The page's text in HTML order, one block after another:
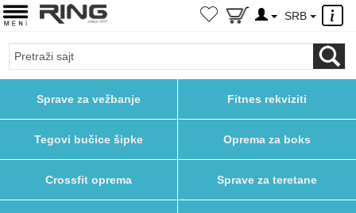
×
SRB
Sprave za vežbanje Fitnes rekviziti
Tegovi bučice šipke Oprema za boks
Crossfit oprema Sprave za teretane